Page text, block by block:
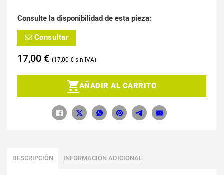
Consulte la disponibilidad de esta pieza:
Consultar
17,00 € 17,00 €
AÑADIR AL CARRITO
DESCRIPCIÓN INFORMACIÓN ADICIONAL